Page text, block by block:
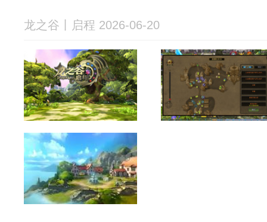
龙之谷丨启程 2026-06-20